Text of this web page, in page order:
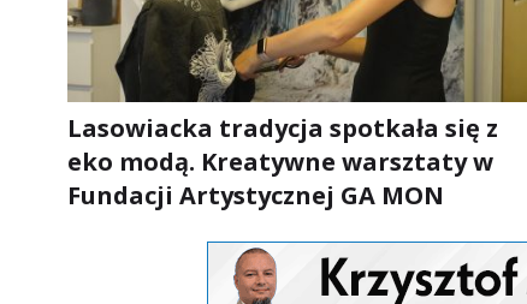
Lasowiacka tradycja spotkała się z
eko modą. Kreatywne warsztaty w
Fundacji Artystycznej GA MON